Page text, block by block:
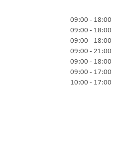
09:00 - 18:00
09:00 - 18:00
09:00 - 18:00
09:00 - 21:00
09:00 - 18:00
09:00 - 17:00
10:00 - 17:00